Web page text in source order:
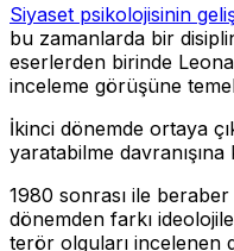
Siyaset psikolojisinin
bu zamanlarda bir
eserlerden birinde
inceleme görüşüne temel
İkinci dönemde ortaya
yaratabilme
1980 sonrası ile
dönemden farkı
terör olguları incelenen